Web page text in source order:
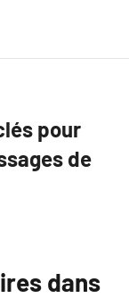
pour
de
dans